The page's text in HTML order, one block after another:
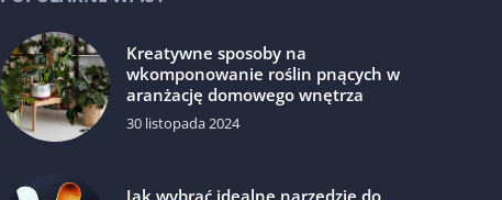
Kreatywne sposoby na
wkomponowanie roślin pnących w
aranżację domowego wnętrza
30 listopada 2024